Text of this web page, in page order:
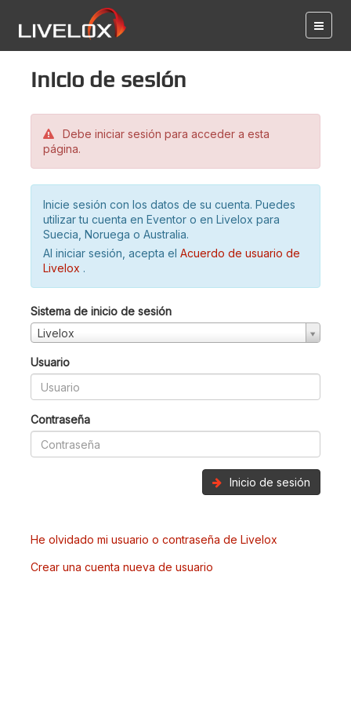
Inicio de sesión
Debe iniciar sesión para acceder a esta
página.
Inicie sesión con los datos de su cuenta. Puedes
utilizar tu cuenta en Eventor o en Livelox para
Suecia, Noruega o Australia.
Al iniciar sesión, acepta el Acuerdo de usuario de
Livelox .
Sistema de inicio de sesión
Livelox
Usuario
Contraseña
Inicio de sesión
He olvidado mi usuario o contraseña de Livelox
Crear una cuenta nueva de usuario